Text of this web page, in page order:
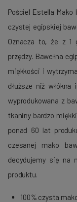
Pościel Estella Mako
czystej egipskiej
Oznacza to, że z 1
przędzy. Bawełna
miękkości i
dłuższe niż włókna
wyprodukowana z
tkaniny bardzo
ponad 60 lat
czesanej mako
decydujemy się na
produktu.
100% czysta